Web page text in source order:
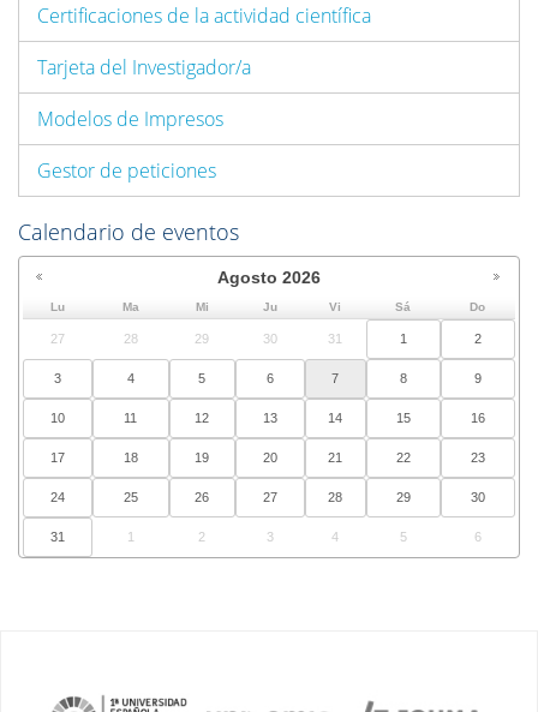
Certificaciones de la actividad científica
Tarjeta del Investigador/a
Modelos de Impresos
Gestor de peticiones
Calendario de eventos
Agosto 2026
Lu Ma Mi Ju Vi Sá Do
27 28 29 30 31 1 2
3 4 5 6 7 8 9
10 11 12 13 14 15 16
17 18 19 20 21 22 23
24 25 26 27 28 29 30
31 1 2 3 4 5 6